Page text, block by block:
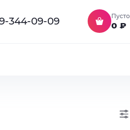
344-09-09 Пусто
0 ₽